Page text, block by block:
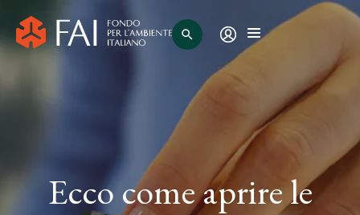
search
Ecco come aprire le